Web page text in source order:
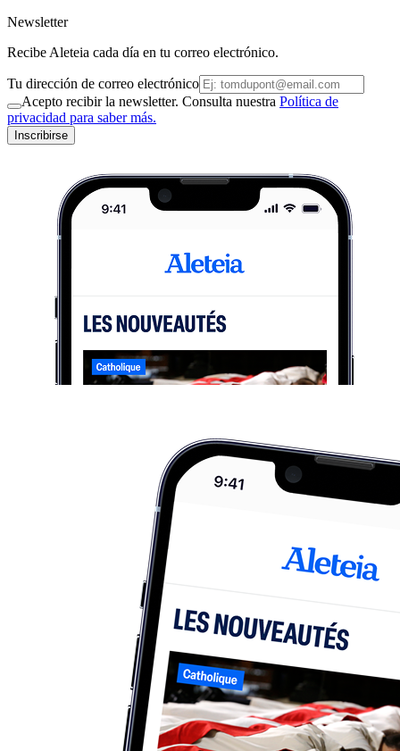
Newsletter
Recibe Aleteia cada día en tu correo electrónico.
Tu dirección de correo electrónico
Acepto recibir la newsletter. Consulta nuestra Política de
privacidad para saber más.
Inscribirse